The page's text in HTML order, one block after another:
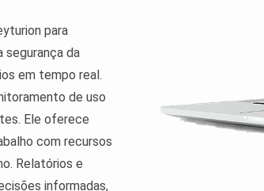
para
segurança da
em tempo real.
de uso
Ele oferece
com recursos
Relatórios e
informadas,